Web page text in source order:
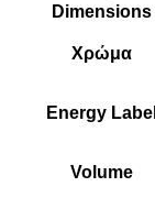
Dimensions
Χρώμα
Energy Label
Volume